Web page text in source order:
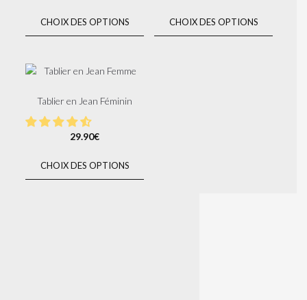
CHOIX DES OPTIONS CHOIX DES OPTIONS
Tablier en Jean Féminin
29.90€
CHOIX DES OPTIONS